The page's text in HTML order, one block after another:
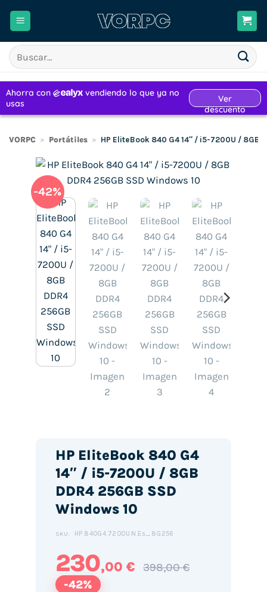
Buscar
por:
VORPC » Portátiles » HP EliteBook 840 G4 14″ / i5-7200U / 8GB
-42%
HP EliteBook 840 G4
14″ / i5-7200U / 8GB
DDR4 256GB SSD
Windows 10
SKU: HP.840G4.7200U.N.Es_8G256
230,00 € 398,00 €
-42%